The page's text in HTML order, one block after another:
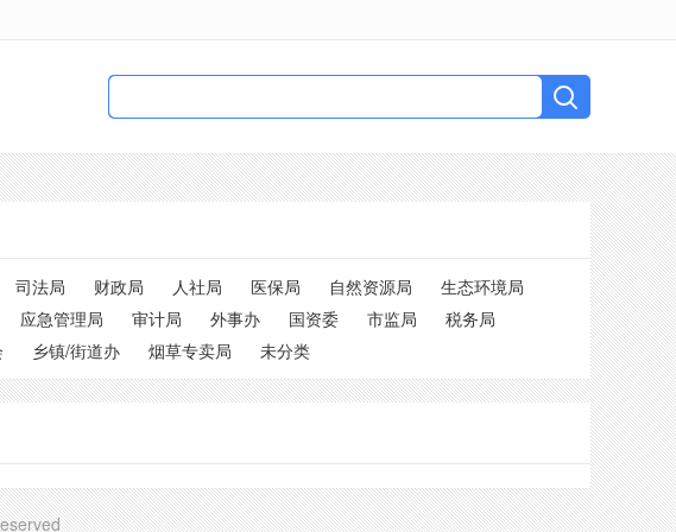
司法局 财政局 人社局 医保局 自然资源局
生态环境局
应急管理局 审计局 外事办 国资委 市监局
税务局
乡镇/街道办 烟草专卖局 未分类